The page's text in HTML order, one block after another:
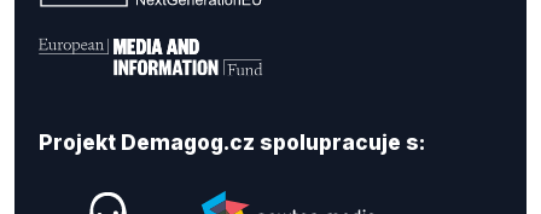
Projekt Demagog.cz spolupracuje s: